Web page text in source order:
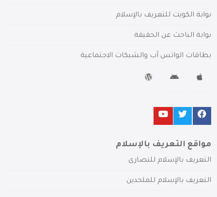
بوابة الكويت للتعريف بالإسلام
بوابة الباحث عن الحقيقة
بطاقات الواتس آب والشبكات الاجتماعية
مواقع التعريف بالإسلام
التعريف بالإسلام للنصارى
التعريف بالإسلام للملحدين